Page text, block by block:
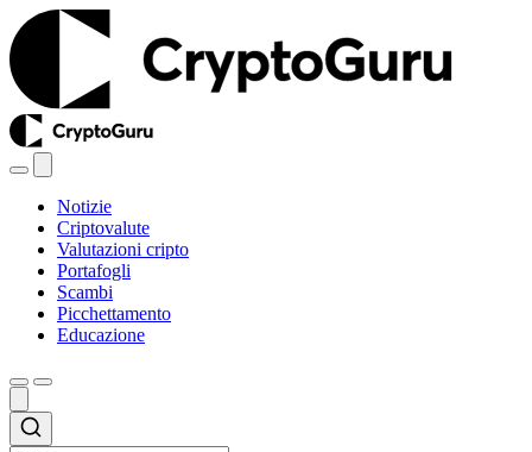
Notizie
Criptovalute
Valutazioni cripto
Portafogli
Scambi
Picchettamento
Educazione